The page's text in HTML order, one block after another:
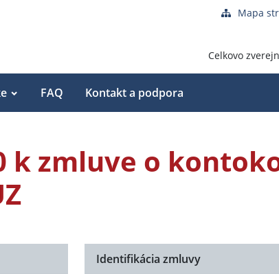
Mapa
Celkovo
FAQ Kontakt a podpora
k zmluve o
Identifikácia zmluvy